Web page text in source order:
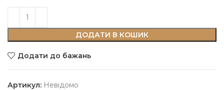
ДОДАТИ В КОШИК
Додати до бажань
Артикул: Невідомо